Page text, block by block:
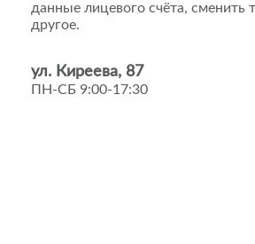
данные лицевого счёта, сменить
другое.
ул. Киреева, 87
ПН-СБ 9:00-17:30